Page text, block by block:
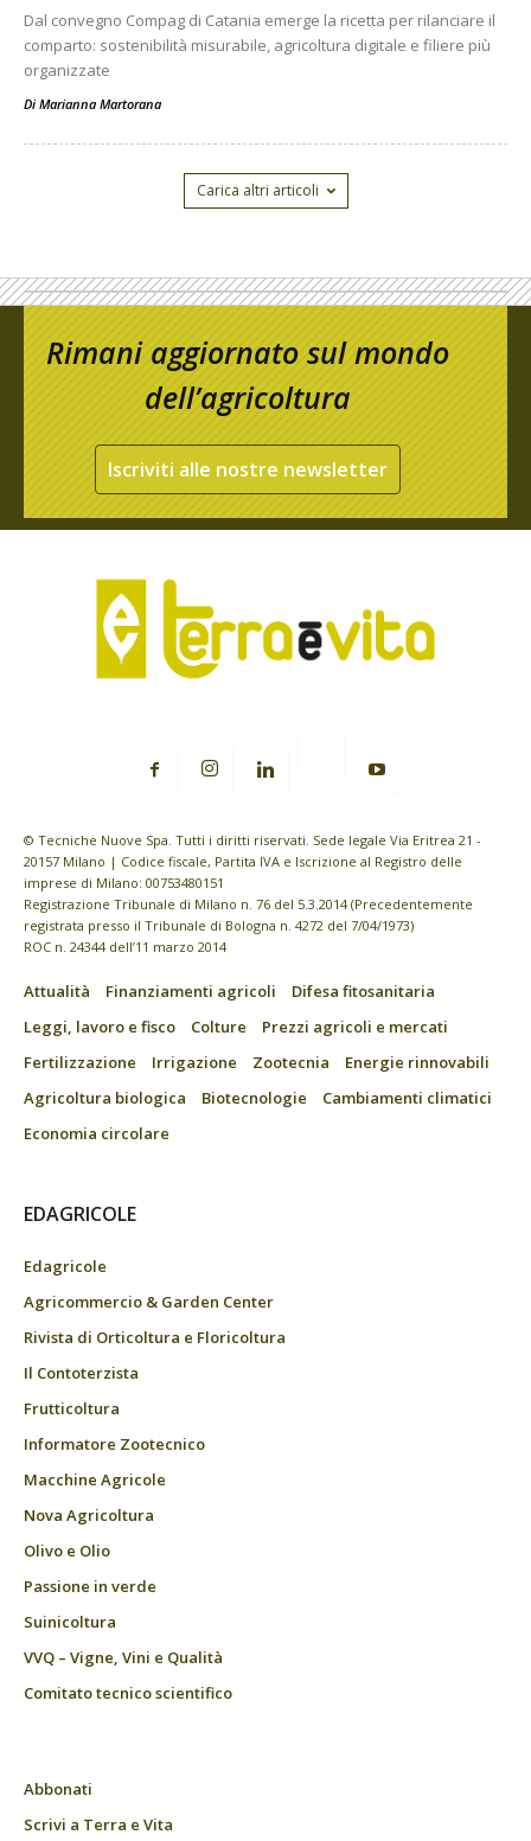
Dal convegno Compag di Catania emerge la ricetta per rilanciare il
comparto: sostenibilità misurabile, agricoltura digitale e filiere più
organizzate
Di Marianna Martorana
Carica altri articoli
Rimani aggiornato sul mondo
dell’agricoltura
Iscriviti alle nostre newsletter
© Tecniche Nuove Spa. Tutti i diritti riservati. Sede legale Via Eritrea 21 -
20157 Milano | Codice fiscale, Partita IVA e Iscrizione al Registro delle
imprese di Milano: 00753480151
Registrazione Tribunale di Milano n. 76 del 5.3.2014 (Precedentemente
registrata presso il Tribunale di Bologna n. 4272 del 7/04/1973)
ROC n. 24344 dell’11 marzo 2014
Attualità Finanziamenti agricoli
Difesa fitosanitaria
Leggi, lavoro e fisco
Colture
Prezzi agricoli e mercati
Fertilizzazione
Irrigazione Zootecnia
Energie rinnovabili
Agricoltura biologica
Biotecnologie
Cambiamenti climatici
Economia circolare
EDAGRICOLE
Edagricole
Agricommercio & Garden Center
Rivista di Orticoltura e Floricoltura
Il Contoterzista
Frutticoltura
Informatore Zootecnico
Macchine Agricole
Nova Agricoltura
Olivo e Olio
Passione in verde
Suinicoltura
VVQ – Vigne, Vini e Qualità
Comitato tecnico scientifico
Abbonati
Scrivi a Terra e Vita